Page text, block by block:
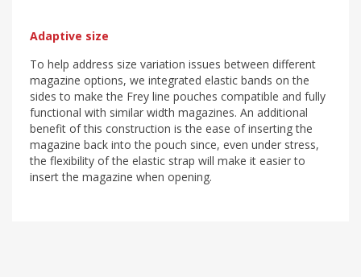
Adaptive size
To help address size variation issues between different
magazine options, we integrated elastic bands on the
sides to make the Frey line pouches compatible and fully
functional with similar width magazines. An additional
benefit of this construction is the ease of inserting the
magazine back into the pouch since, even under stress,
the flexibility of the elastic strap will make it easier to
insert the magazine when opening.